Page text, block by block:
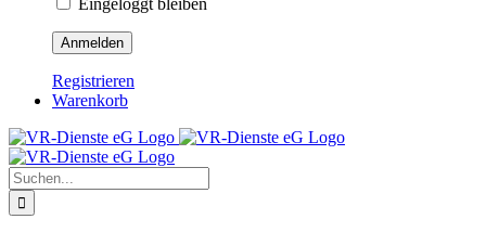
Eingeloggt bleiben
Registrieren
Warenkorb
Suche
nach: